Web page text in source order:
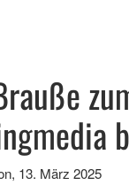
, 13. März 2025